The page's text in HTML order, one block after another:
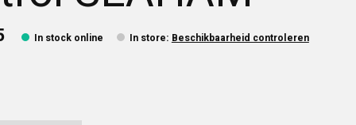
In stock online In store: Beschikbaarheid controleren